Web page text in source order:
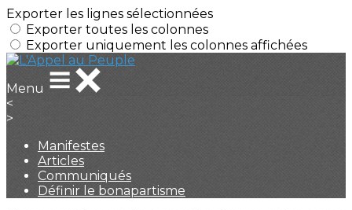
Exporter les lignes sélectionnées
Exporter toutes les colonnes
Exporter uniquement les colonnes affichées
Menu
<
>
Manifestes
Articles
Communiqués
Définir le bonapartisme